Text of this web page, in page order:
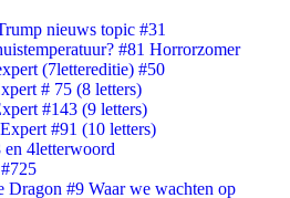
nieuws topic #31
#81 Horrorzomer
(7lettereditie) #50
# 75 (8 letters)
#143 (9 letters)
#91 (10 letters)
en 4letterwoord
#9 Waar we wachten op